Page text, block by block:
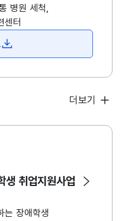
센터란? -
체계적인
업 흥미와 적성을
업체험 제공 -
을 통한 성공적인
병원 세척,
센터
더보기
생 취업지원사업
는 장애학생